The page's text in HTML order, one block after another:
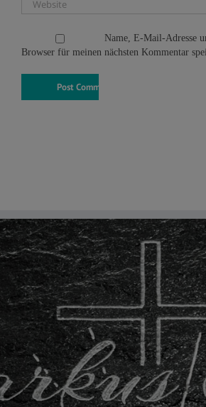
Name, E-Mail-Adresse
Browser für meinen nächsten Kommentar